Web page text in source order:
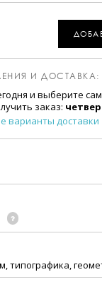
И ДОСТАВКА:
и выберите
заказ:
варианты доставки
типографика,